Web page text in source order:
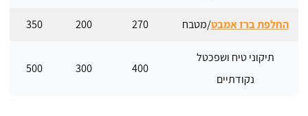
החלפת ברז אמבט/מטבח 270
200
350
תיקוני טיח ושפכטל
נקודתיים
400
300
500